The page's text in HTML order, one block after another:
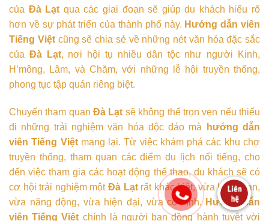
của Đà Lạt qua các giai đoạn sẽ giúp du khách hiểu rõ
hơn về sự phát triển của thành phố này. Hướng dẫn viên
Tiếng Việtcũng sẽ chia sẻ về những nét văn hóa đặc sắc
của Đà Lạt, nơi hội tụ nhiều dân tộc như người Kinh,
H’mông, Lâm, và Chăm, với những lễ hội truyền thống,
phong tục tập quán riêng biệt.
Chuyến tham quanĐà Lạt sẽ không thể trọn vẹn nếu thiếu
đi những trải nghiệm văn hóa độc đáo mà
hướng dẫn
viên Tiếng Việtmang lại. Từ việc khám phá các khu chợ
truyền thống, tham quan các điểm du lịch nổi tiếng, cho
đến việc tham gia các hoạt động thể thao, du khách sẽ có
cơ hội trải nghiệm một Đà Lạtrất khác biệt, vừa lãng mạn,
vừa năng động, vừa hiện đại, vừa cổ kính. Hướng dẫn
viên Tiếng Việt chính là người bạn đồng hành tuyệt vời